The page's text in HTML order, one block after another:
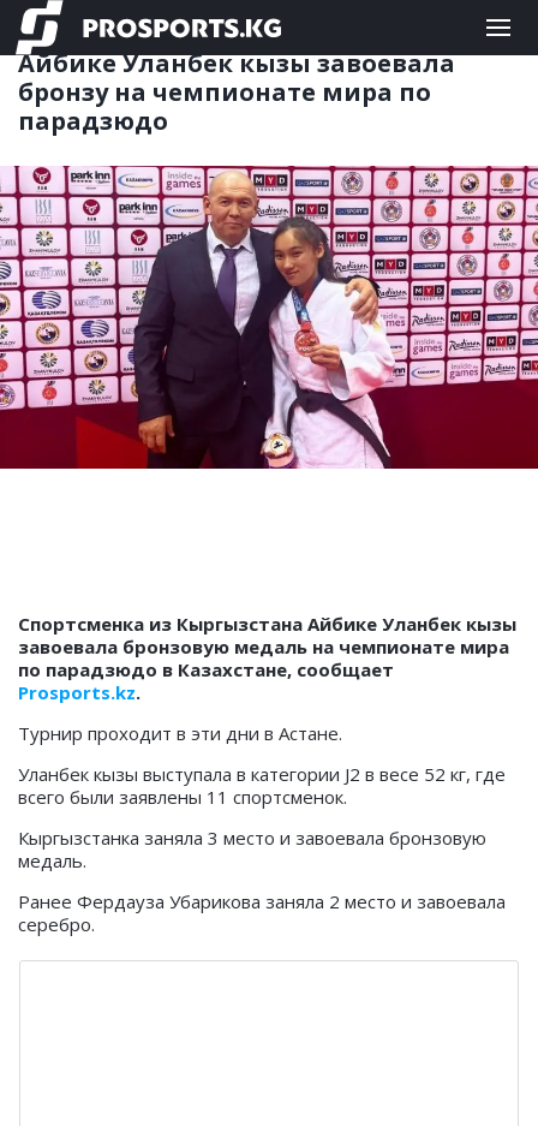
ЕДИНОБОРСТВА 14.05.2025 08:53
Айбике Уланбек кызы завоевала
бронзу на чемпионате мира по
парадзюдо
Спортсменка из Кыргызстана Айбике Уланбек кызы
завоевала бронзовую медаль на чемпионате мира
по парадзюдо в Казахстане, сообщает
Prosports.kz.
Турнир проходит в эти дни в Астане.
Уланбек кызы выступала в категории J2 в весе 52 кг, где
всего были заявлены 11 спортсменок.
Кыргызстанка заняла 3 место и завоевала бронзовую
медаль.
Ранее Фердауза Убарикова заняла 2 место и завоевала
серебро.